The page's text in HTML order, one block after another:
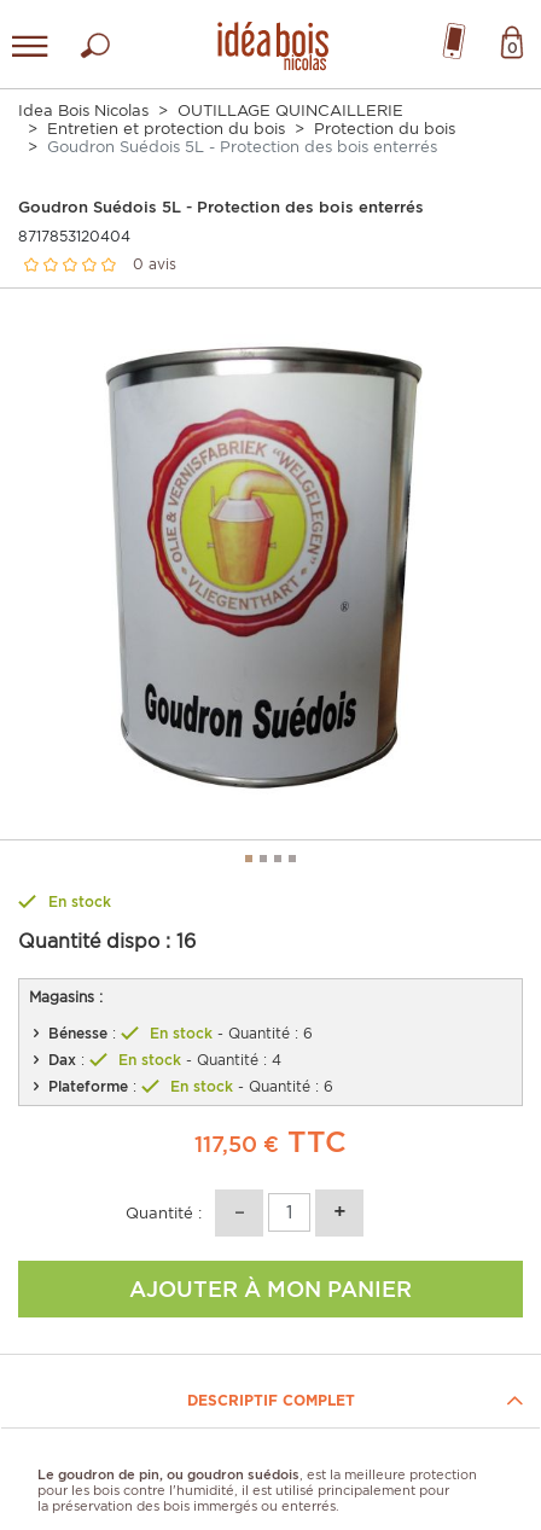
0
Idea Bois Nicolas
OUTILLAGE QUINCAILLERIE
Entretien et protection du bois
Protection du bois
Goudron Suédois 5L - Protection des bois enterrés
Goudron Suédois 5L - Protection des bois enterrés
8717853120404
0 avis
En stock
Quantité dispo : 16
Magasins :
Bénesse : En stock - Quantité : 6
Dax : En stock - Quantité : 4
Plateforme : En stock - Quantité : 6
117,50 € TTC
Quantité :
AJOUTER À MON PANIER
DESCRIPTIF COMPLET
Le goudron de pin, ou goudron suédois , est la meilleure protection
pour les bois contre l'humidité, il est utilisé principalement pour
la préservation des bois immergés ou enterrés.